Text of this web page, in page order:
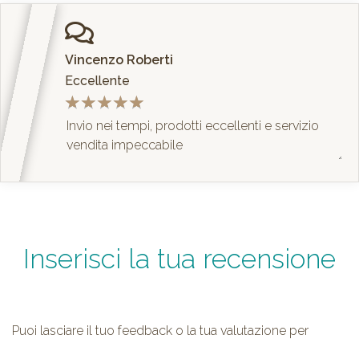
Vincenzo Roberti
Eccellente
Inserisci la tua recensione
Puoi lasciare il tuo feedback o la tua valutazione per